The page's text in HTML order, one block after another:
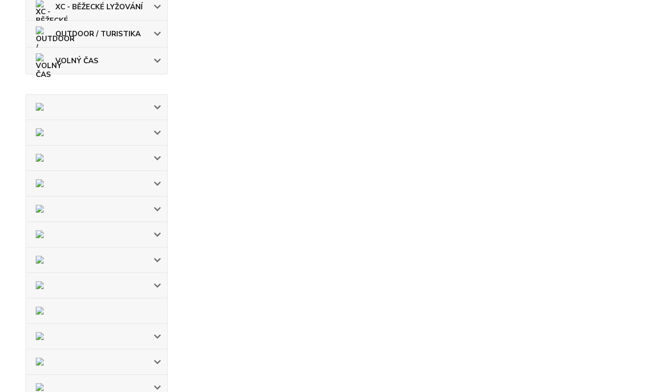
XC - BĚŽECKÉ LYŽOVÁNÍ
OUTDOOR / TURISTIKA
VOLNÝ ČAS